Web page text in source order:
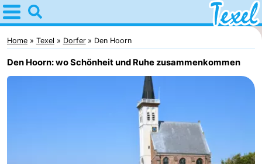
Home
Texel
Tipps
Home Texel Dorfer Den Hoorn
Den Hoorn: wo Schönheit und Ruhe zusammenkommen